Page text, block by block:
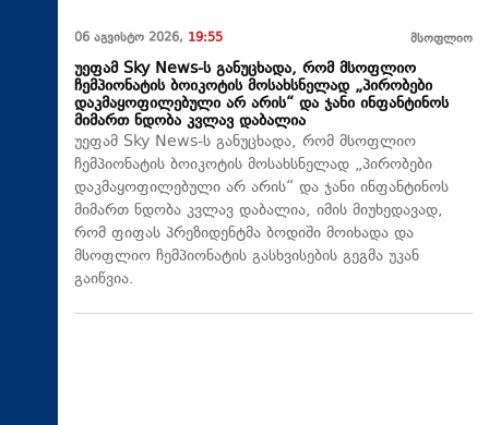
06 აგვისტო 2026, 19:55 მსოფლიო
უეფამ Sky News-ს განუცხადა, რომ მსოფლიო
ჩემპიონატის ბოიკოტის მოსახსნელად „პირობები
დაკმაყოფილებული არ არის“ და ჯანი ინფანტინოს
მიმართ ნდობა კვლავ დაბალია
უეფამ Sky News-ს განუცხადა, რომ მსოფლიო
ჩემპიონატის ბოიკოტის მოსახსნელად „პირობები
დაკმაყოფილებული არ არის“ და ჯანი ინფანტინოს
მიმართ ნდობა კვლავ დაბალია, იმის მიუხედავად,
რომ ფიფას პრეზიდენტმა ბოდიში მოიხადა და
მსოფლიო ჩემპიონატის გასხვისების გეგმა უკან
გაიწვია.